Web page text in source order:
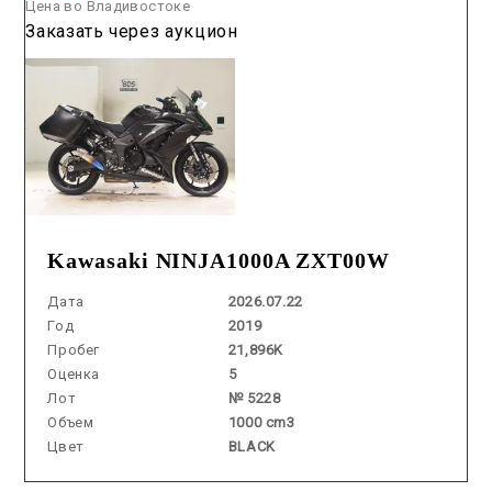
Kawasaki NINJA1000A ZXT00W
Дата
2026.07.22
Год
2019
Пробег
21,896K
Оценка
5
Лот
№ 5228
Объем
1000 cm3
Цвет
BLACK
Цена во Владивостоке
Заказать через аукцион